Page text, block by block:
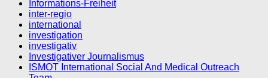
Informations-Freiheit
inter-regio
international
investigation
investigativ
Investigativer Journalismus
ISMOT International Social And Medical Outreach